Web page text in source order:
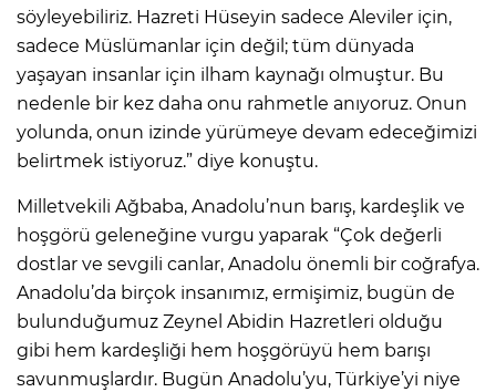
söyleyebiliriz. Hazreti Hüseyin sadece Aleviler için,
sadece Müslümanlar için değil; tüm dünyada
yaşayan insanlar için ilham kaynağı olmuştur. Bu
nedenle bir kez daha onu rahmetle anıyoruz. Onun
yolunda, onun izinde yürümeye devam edeceğimizi
belirtmek istiyoruz.” diye konuştu.
Milletvekili Ağbaba, Anadolu’nun barış, kardeşlik ve
hoşgörü geleneğine vurgu yaparak “Çok değerli
dostlar ve sevgili canlar, Anadolu önemli bir coğrafya.
Anadolu’da birçok insanımız, ermişimiz, bugün de
bulunduğumuz Zeynel Abidin Hazretleri olduğu
gibi hem kardeşliği hem hoşgörüyü hem barışı
savunmuşlardır. Bugün Anadolu’yu, Türkiye’yi niye